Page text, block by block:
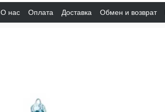
О нас Оплата Доставка Обмен и возврат
Отзывы о магазине